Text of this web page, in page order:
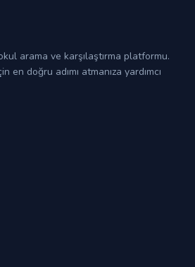
arama ve karşılaştırma platformu.
en doğru adımı atmanıza yardımcı